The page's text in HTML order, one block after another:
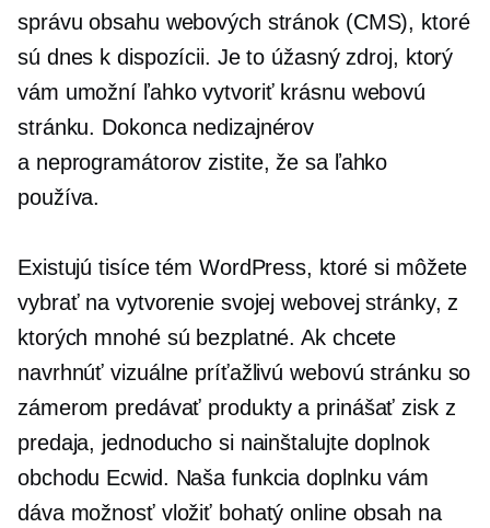
správu obsahu webových stránok (CMS), ktoré
sú dnes k dispozícii. Je to úžasný zdroj, ktorý
vám umožní ľahko vytvoriť krásnu webovú
stránku. Dokonca nedizajnérov
a neprogramátorov zistite, že sa ľahko
používa.
Existujú tisíce tém WordPress, ktoré si môžete
vybrať na vytvorenie svojej webovej stránky, z
ktorých mnohé sú bezplatné. Ak chcete
navrhnúť vizuálne príťažlivú webovú stránku so
zámerom predávať produkty a prinášať zisk z
predaja, jednoducho si nainštalujte doplnok
obchodu Ecwid. Naša funkcia doplnku vám
dáva možnosť vložiť bohatý online obsah na